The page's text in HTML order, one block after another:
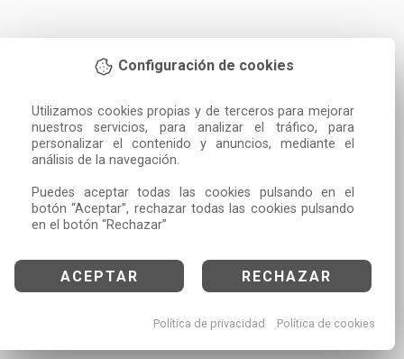
Configuración de cookies
Utilizamos cookies propias y de terceros para mejorar
nuestros servicios, para analizar el tráfico, para
personalizar el contenido y anuncios, mediante el
análisis de la navegación.
Puedes aceptar todas las cookies pulsando en el
botón “Aceptar”, rechazar todas las cookies pulsando
en el botón “Rechazar”
ACEPTAR RECHAZAR
Política de privacidad Política de cookies